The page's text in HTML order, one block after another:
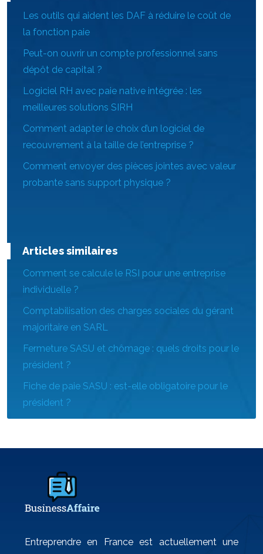
Les outils qui aident les DAF à réduire le coût de
la fonction paie
Peut-on ouvrir un compte professionnel sans
dépôt de capital ?
Logiciel RH avec paie native intégrée : les
meilleures solutions SIRH
Comment adapter le choix d’un logiciel de
recouvrement à la taille de l’entreprise ?
Comment envoyer des pièces jointes avec valeur
probante sans support physique ?
Articles similaires
Comment se calcule le RSI pour une entreprise
individuelle ?
Comptabilisation des charges sociales du gérant
majoritaire en SARL
Fermeture SASU et chômage : quels droits pour le
président ?
Fiche de paie SASU : est-elle obligatoire pour le
président ?
Entreprendre en France est actuellement une